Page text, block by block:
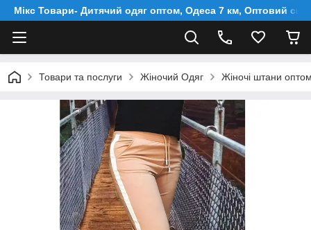
Мікс Товари- Дитячий одяг оптом, Одеса 7 км, Оптовий
Товари та послуги Жіночий Одяг Жіночі штани